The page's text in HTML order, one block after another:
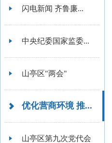
闪电新闻 齐鲁廉...
中央纪委国家监委...
山亭区"两会"
优化营商环境 推...
山亭区第九次党代会